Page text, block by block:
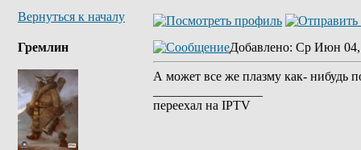
Вернуться к началу
Гремлин Добавлено: Ср Июн 04,
А может все же плазму как- нибудь
переехал на IPTV